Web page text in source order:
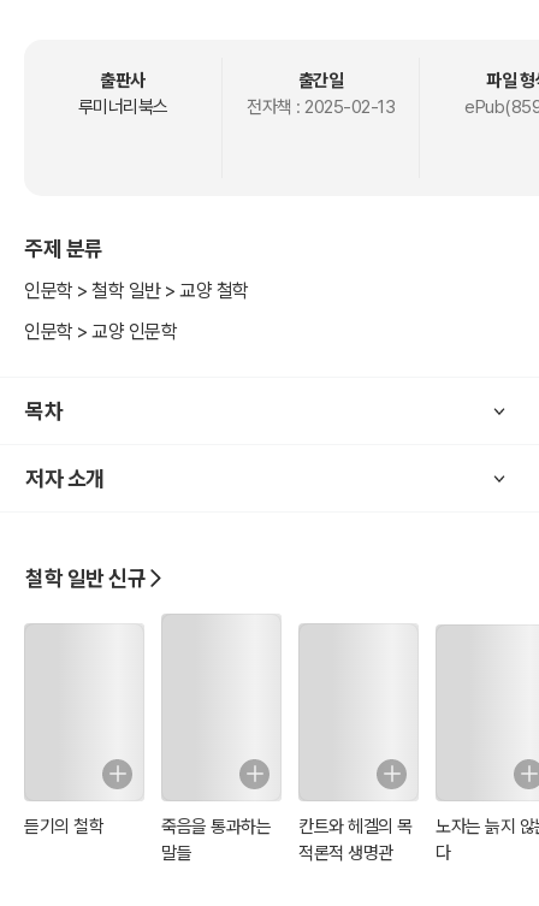
토마스 아퀴나스의 영원법 체계와 홉스의 법실증주의, 켈젠의 순수법
학과 드워킨의 법원리주의에 이르기까지 서구 법철학의 주요 이론들
상적 논변들이 현실 세계에서 어떻게 구현되고 충돌하는지를 명확하
게 이해할 수 있을 것이다.
현대 사회는 인공지능, 생명공학, 기후변화 등 전례 없는 도전에 직면
서는 이러한 새로운 도전들을 실정법과 자연법 사상의 관점에서 분석
모색한다. 국제인권법의 발전과 글로벌 정의의 실현 과정에서 나타나
출판사
루미너리북스
출간일
전자책 : 2025-02-13
파일 형
주제 분류
인문학 > 철학 일반 > 교양 철학
인문학 > 교양 인문학
목차
저자 소개
철학 일반 신규
듣기의 철학
죽음을 통과하는
말들
칸트와 헤겔의 목
적론적 생명관
노자는 늙지 않
다